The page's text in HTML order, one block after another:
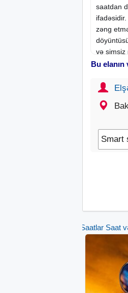
saatdan
zəng
və simsiz
ürək
edir.
Saatın
müxtəlif
Bu elanın
Saatlar Saat